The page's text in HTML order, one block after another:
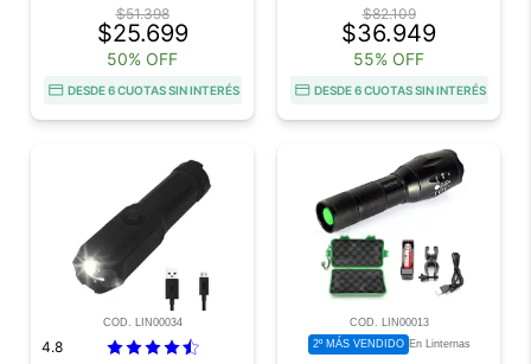
$51.398
$25.699
50% OFF
DESDE 6 CUOTAS SIN INTERÉS
$82.109
$36.949
55% OFF
DESDE 6 CUOTAS SIN INTERÉS
COD. LIN00034
4.8
COD. LIN00013
2º MÁS VENDIDO En Linternas